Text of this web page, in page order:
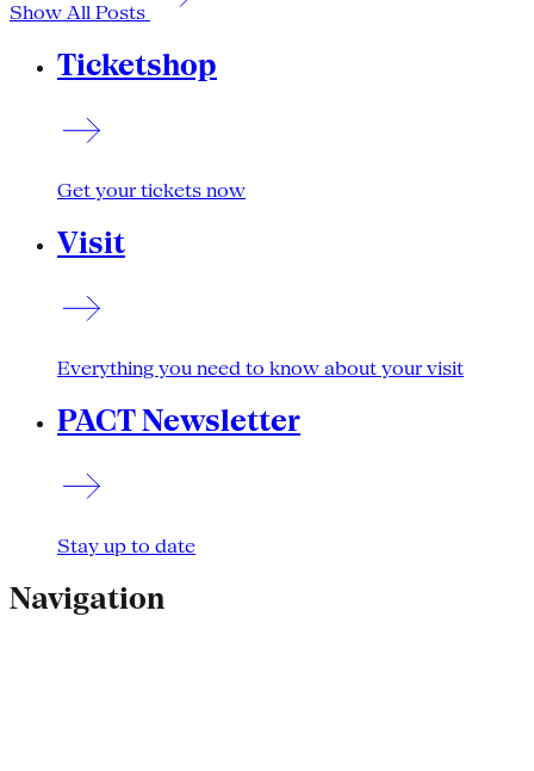
Show All Posts
Ticketshop
Get your tickets now
Visit
Everything you need to know about your visit
PACT Newsletter
Stay up to date
Navigation